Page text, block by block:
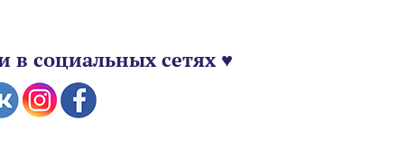
в социальных сетях ♥